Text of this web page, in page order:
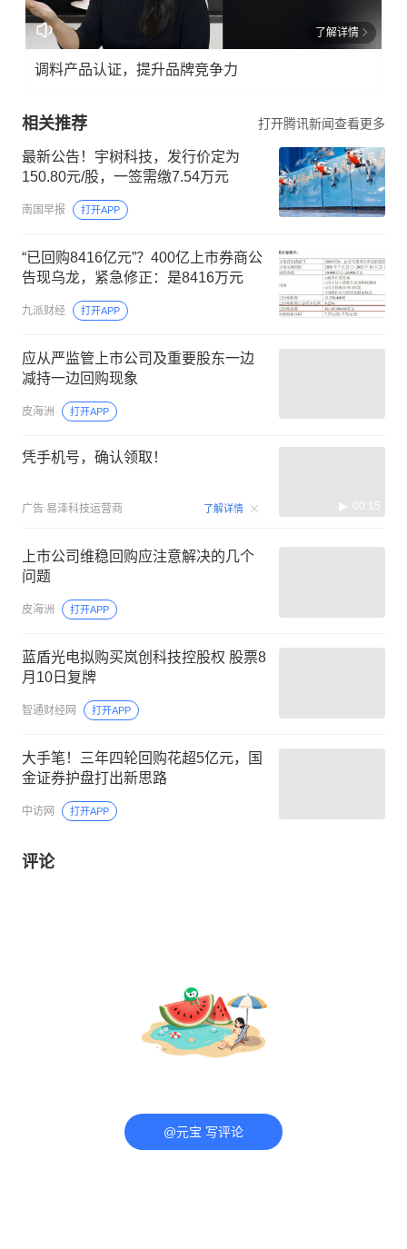
了解详情
调料产品认证，提升品牌竞争力
相关推荐 打开腾讯新闻查看更多
最新公告！宇树科技，发行价定为
150.80元/股，一签需缴7.54万元
南国早报 打开APP
“已回购8416亿元”？400亿上市券商公
告现乌龙，紧急修正：是8416万元
九派财经 打开APP
应从严监管上市公司及重要股东一边
减持一边回购现象
皮海洲 打开APP
凭手机号，确认领取！
广告 易泽科技运营商 了解详情 00:15
上市公司维稳回购应注意解决的几个
问题
皮海洲 打开APP
蓝盾光电拟购买岚创科技控股权 股票8
月10日复牌
智通财经网 打开APP
大手笔！三年四轮回购花超5亿元，国
金证券护盘打出新思路
中访网 打开APP
评论
@元宝 写评论